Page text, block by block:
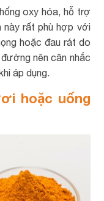
oxy hóa, hỗ trợ
này rất phù hợp với
hoặc đau rát do
nên cân nhắc
áp dụng.
hoặc uống